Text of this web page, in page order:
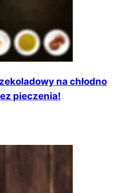
na chłodno
pieczenia!